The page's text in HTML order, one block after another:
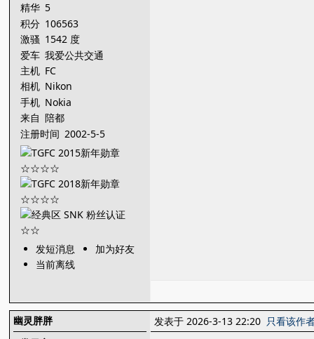
精华 5
积分 106563
激骚 1542 度
爱车 我爱公共交通
主机 FC
相机 Nikon
手机 Nokia
来自 陪都
注册时间 2002-5-5
发短消息
加为好友
当前离线
幽灵胖胖
发表于 2026-3-13 22:20 只看该作